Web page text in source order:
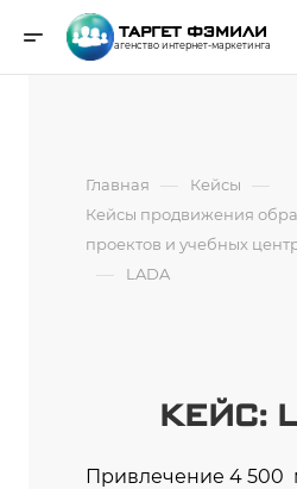
ТАРГЕТ ФЭМИЛИ
агенство интернет-маркетинга
Главная — Кейсы —
Кейсы продвижения
проектов и учебных
— LADA
КЕЙС:
Привлечение 4 500